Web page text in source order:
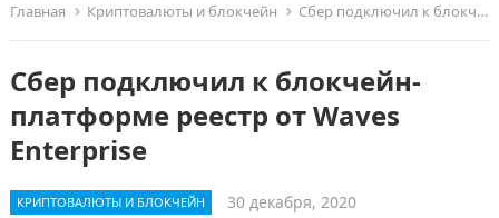
Главная Криптовалюты и блокчейн Сбер подключил к блокчейн-платформе реестр от Waves Enterprise
Сбер подключил к блокчейн-
платформе реестр от Waves
Enterprise
КРИПТОВАЛЮТЫ И БЛОКЧЕЙН 30 декабря, 2020